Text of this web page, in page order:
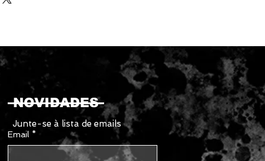
com segurança.
NOVIDADES
Junte-se à lista de emails
Email *